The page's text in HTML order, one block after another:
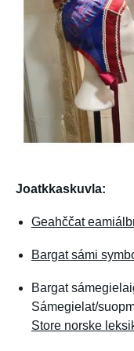
Joatkkaskuvla:
Geahččat
Bargat sámi
Bargat
Sámegielat/
Store norske